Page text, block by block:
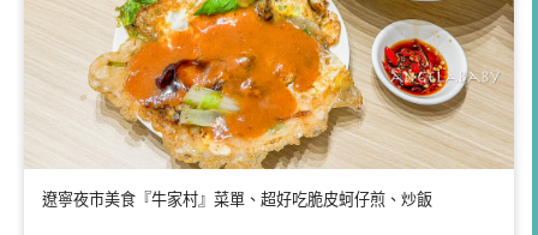
遼寧夜市美食『牛家村』菜單、超好吃脆皮蚵仔煎、炒飯